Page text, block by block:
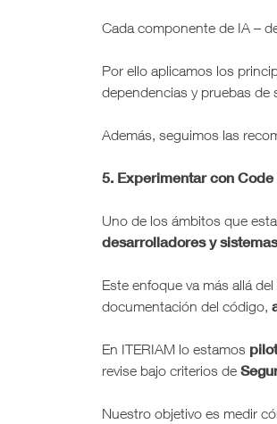
Cada componente de IA –
Por ello aplicamos los
dependencias y pruebas de
Además, seguimos las
5. Experimentar con
Uno de los ámbitos que
desarrolladores y
Este enfoque va más allá
documentación del código,
En ITERIAM lo estamos
revise bajo criterios de
Nuestro objetivo es medir